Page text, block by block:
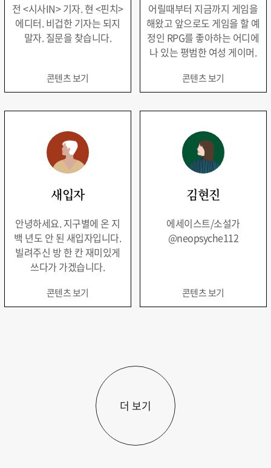
전 <시사IN> 기자. 현 <핀치>
에디터. 비겁한 기자는 되지
말자. 질문을 찾습니다.
콘텐츠 보기
어릴때부터 지금까지 게임을
해왔고 앞으로도 게임을 할 예
정인 RPG를 좋아하는 어디에
나 있는 평범한 여성 게이머.
콘텐츠 보기
새입자
안녕하세요. 지구별에 온 지
백 년도 안 된 새입자입니다.
빌려주신 방 한 칸 재미있게
쓰다가 가겠습니다.
콘텐츠 보기
김현진
에세이스트/소설가
@neopsyche112
콘텐츠 보기
더 보기